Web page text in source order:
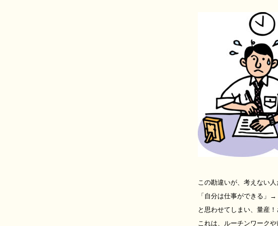
この勘違いが、考えない
「自分は仕事ができる」
と思わせてしまい、量産
これは、ルーチンワーク